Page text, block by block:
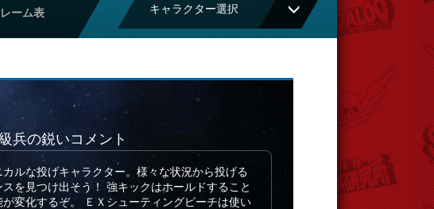
ーム表 キャラクター選択
兵の鋭いコメント
カルな投げキャラクター。様々な状況から投げる
スを見つけ出そう！ 強キックはホールドすること
が変化するぞ。 ＥＸシューティングピーチは使い